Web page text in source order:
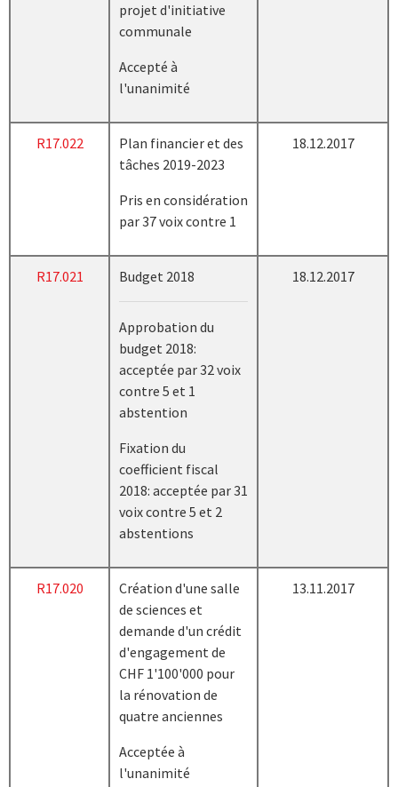
projet d'initiative
communale
Accepté à
l'unanimité
R17.022
Plan financier et des
tâches 2019-2023
Pris en considération
par 37 voix contre 1
18.12.2017
R17.021 Budget 2018
Approbation du
budget 2018:
acceptée par 32 voix
contre 5 et 1
abstention
Fixation du
coefficient fiscal
2018: acceptée par 31
voix contre 5 et 2
abstentions
18.12.2017
R17.020
Création d'une salle
de sciences et
demande d'un crédit
d'engagement de
CHF 1'100'000 pour
la rénovation de
quatre anciennes
Acceptée à
l'unanimité
13.11.2017